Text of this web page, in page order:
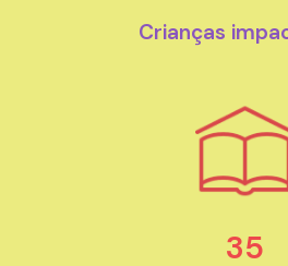
Crianças
35